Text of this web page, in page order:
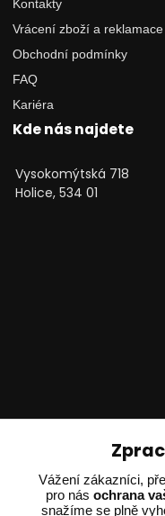
Kontakty
Vrácení zboží a reklamace
Obchodní podmínky
FAQ
Kariéra
Kde nás najdete
Vysokomýtská 718
Holice, 534 01
Technické
Ing. Adam
+420 602
Vážení zákazníci,
pro nás ochrana
snažíme se plně